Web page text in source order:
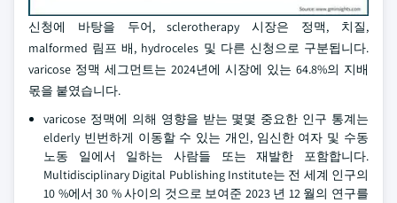
신청에 바탕을 두어, sclerotherapy 시장은 정맥, 치질,
malformed 림프 배, hydroceles 및 다른 신청으로 구분됩니다.
varicose 정맥 세그먼트는 2024년에 시장에 있는 64.8%의 지배
몫을 붙였습니다.
varicose 정맥에 의해 영향을 받는 몇몇 중요한 인구 통계는
elderly 빈번하게 이동할 수 있는 개인, 임신한 여자 및 수동
노동 일에서 일하는 사람들 또는 재발한 포함합니다.
Multidisciplinary Digital Publishing Institute는 전 세계 인구의
10 %에서 30 % 사이의 것으로 보여준 2023 년 12 월의 연구를